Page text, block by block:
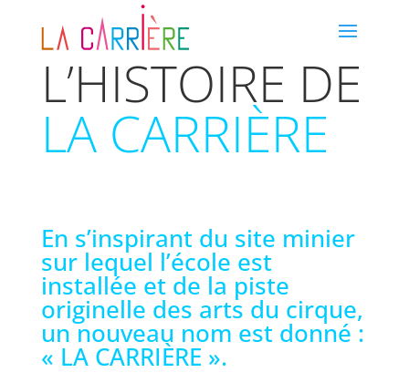
L’HISTOIRE DE
LA CARRIÈRE
En s’inspirant du site minier
sur lequel l’école est
installée et de la piste
originelle des arts du cirque,
un nouveau nom est donné :
« LA CARRIÈRE ».